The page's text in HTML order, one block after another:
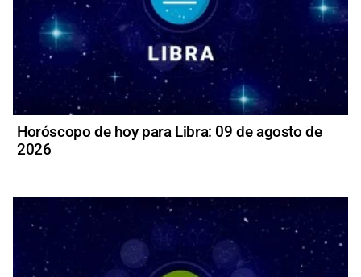
Horóscopo de hoy para Libra: 09 de agosto de
2026